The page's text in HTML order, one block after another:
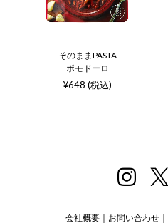
そのままPASTA
ポモドーロ
¥648 (税込)
会社概要 お問い合わせ